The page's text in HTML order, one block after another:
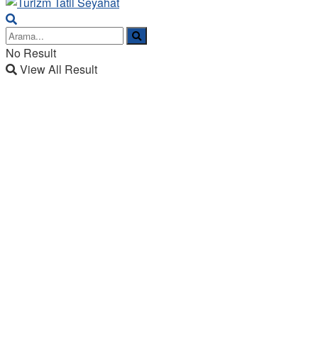
No Result
View All Result